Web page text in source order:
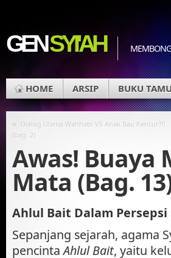
GENSYI'AH
HOME ARSIP BUKU TAMU
« Dialog Ulama Wahhabi VS Anak Bau Kencur?!!
(bag. 2)
Awas! Buaya
Mata (Bag.
Ahlul Bait Dalam Persepsi
Sepanjang sejarah, agama
pencintaAhlul Bait, yaitu